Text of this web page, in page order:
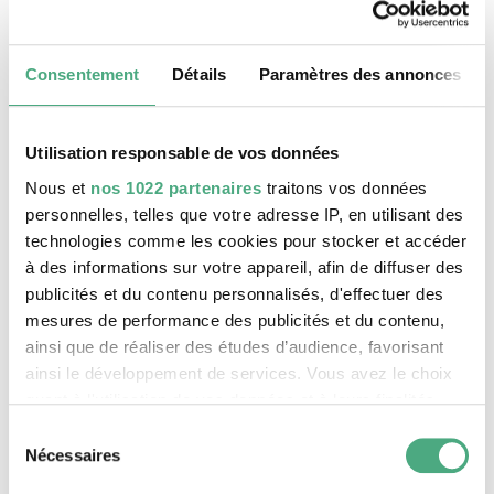
Consentement Détails Paramètres des annonces
Utilisation responsable de vos données
Nous et nos 1022 partenaires traitons vos données
personnelles, telles que votre adresse IP, en utilisant des
technologies comme les cookies pour stocker et accéder
à des informations sur votre appareil, afin de diffuser des
publicités et du contenu personnalisés, d'effectuer des
mesures de performance des publicités et du contenu,
ainsi que de réaliser des études d’audience, favorisant
ainsi le développement de services. Vous avez le choix
quant à l'utilisation de vos données et à leurs finalités.
tout moment en consultant la Déclaration relative aux
cookies ou en cliquant sur l'icône de confidentialité.
Nécessaires
Un boîtier électrique sert de support au duo
Wanderlust Social Club pour cette miniature qui
entretient un lien direct avec son emplacement,
soit le parking du supermarché Globus. L’œuvre
qu’on peut en voir régulièrement le dimanche
dans ce lieu. Globus met l’espace à disposition, ce
qui crée un contexte urbain animé un jour de
fermeture. Une forme d’animation d’autant plus
inhabituelle puisqu’une manifestation
fondamentalement anticonsumériste se tient sur
le parvis d’un temple de la consommation. Mais
qui est aussi une manière pour le supermarché
de conserver sa force d’attraction, même un jour
Daniel Bauer